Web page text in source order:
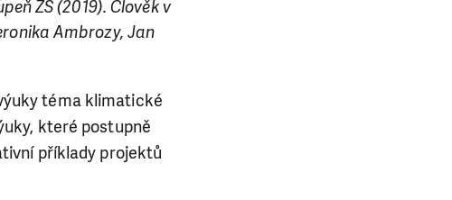
ZŠ (2019). Člověk v
Ambrozy, Jan
téma klimatické
které postupně
příklady projektů